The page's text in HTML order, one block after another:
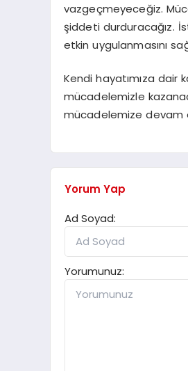
vazgeçmeyeceğiz.
şiddeti durduracağız.
etkin uygulanmasını
Kendi hayatımıza dair
mücadelemizle
mücadelemize devam
Yorum Yap
Ad Soyad:
Yorumunuz: